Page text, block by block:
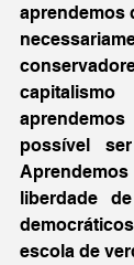
aprendemos
possível
liberdade
escola de